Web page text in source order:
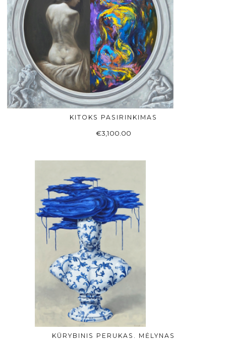
Į KREPŠELĮ
KITOKS PASIRINKIMAS
€3,100.00
Į KREPŠELĮ
KŪRYBINIS PERUKAS. MĖLYNAS